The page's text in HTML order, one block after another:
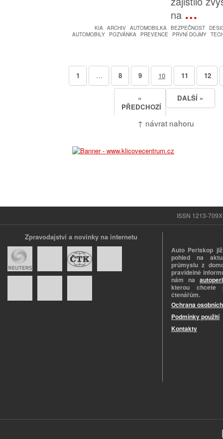
na …
KIA ARCHIV AUTOMOBILKA BEZPEČNOST
AUTOMOBILY
POZVÁNKA PREVENCE PRVNÍ DOJMY
«
PŘEDCHOZÍ
1 … 8 9 10 11 12
DALŠÍ »
↑ návrat nahoru
ISSN 1213-
Zpravodajství a novinky na internetu
Auto Periskop
pohled na
průmyslu z
pravidelně
nám na
kterou chcete
čtenářům.
Ochrana
Podmínky použití
Kontakty